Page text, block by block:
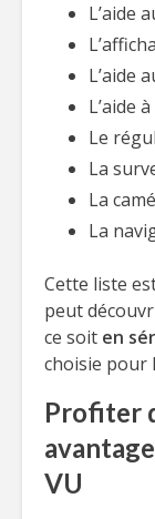
L’aide
L’aide
L’aide
Le
La
La
La
Cette liste
peut
ce soit en
choisie pour
Profiter
VU